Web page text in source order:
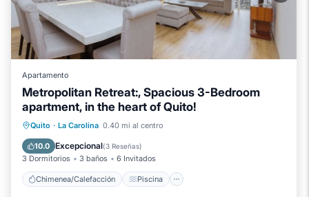
Apartamento
Metropolitan Retreat:, Spacious 3-Bedroom
apartment, in the heart of Quito!
Quito · La Carolina 0.40 mi al centro
10.0 Excepcional(3 Reseñas)
3 Dormitorios 3 baños 6 Invitados
Chimenea/Calefacción Piscina
Chimenea/Calefacción
Balcón/Terraza